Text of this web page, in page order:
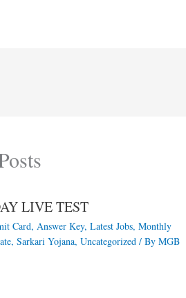
LIVE TEST
Card, Answer Key, Latest Jobs, Monthly
, Sarkari Yojana, Uncategorized / By MGB